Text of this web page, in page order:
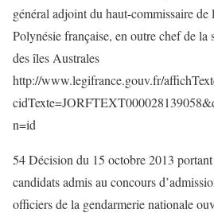
général adjoint du haut-commissaire de
Polynésie française, en outre chef de
des îles Australes
http://www.legifrance.gouv.fr/
n=id
54 Décision du 15 octobre 2013
candidats admis au concours
officiers de la gendarmerie nationale